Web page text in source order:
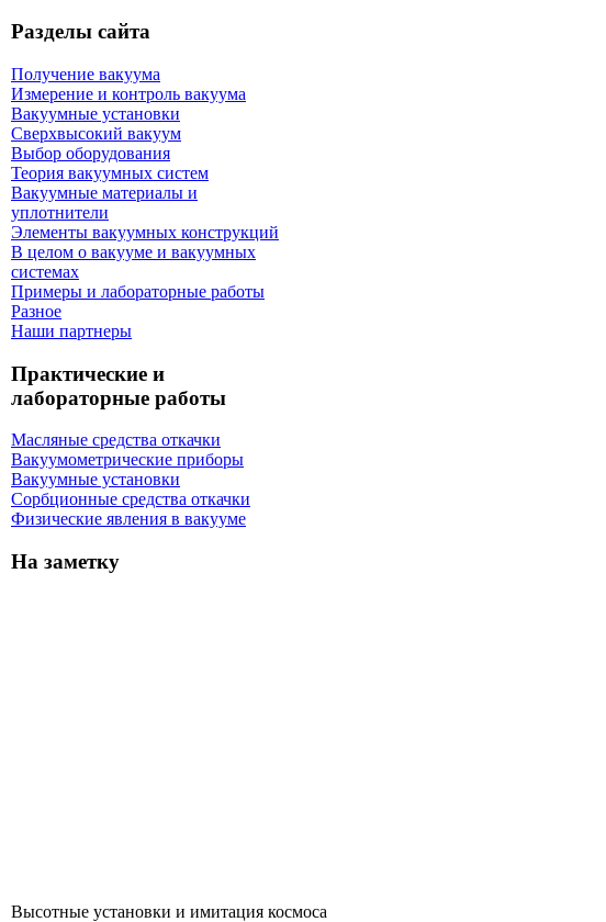
Разделы сайта
Получение вакуума
Измерение и контроль вакуума
Вакуумные установки
Сверхвысокий вакуум
Выбор оборудования
Теория вакуумных систем
Вакуумные материалы и
уплотнители
Элементы вакуумных конструкций
В целом о вакууме и вакуумных
системах
Примеры и лабораторные работы
Разное
Наши партнеры
Практические и
лабораторные работы
Масляные средства откачки
Вакуумометрические приборы
Вакуумные установки
Сорбционные средства откачки
Физические явления в вакууме
На заметку
Высотные установки и имитация космоса